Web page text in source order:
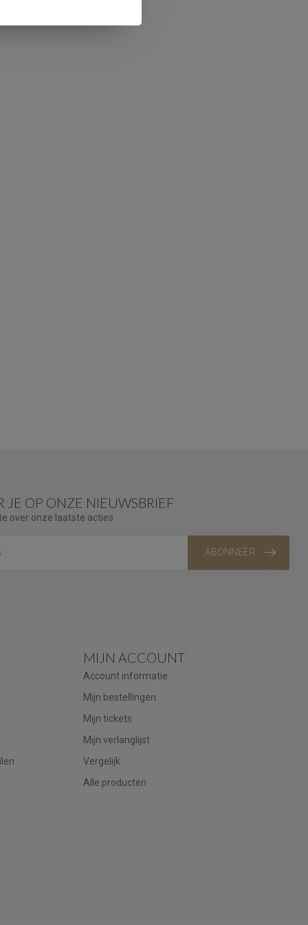
JE OP ONZE NIEUWSBRIEF
over onze laatste acties
ABONNEER
MIJN ACCOUNT
Account informatie
Mijn bestellingen
Mijn tickets
Mijn verlanglijst
Vergelijk
Alle producten